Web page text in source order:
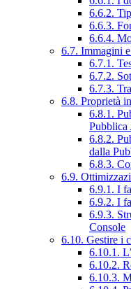
6.6.2.
6.6.3.
6.6.4.
6.7. Immagini
6.7.1.
6.7.2.
6.7.3.
6.8. Proprietà
6.8.1.
Pubblica
6.8.2.
dalla
6.8.3.
6.9.
6.9.1. I
6.9.2. I
6.9.3.
Console
6.10. Gestire i
6.10.1.
6.10.2.
6.10.3.